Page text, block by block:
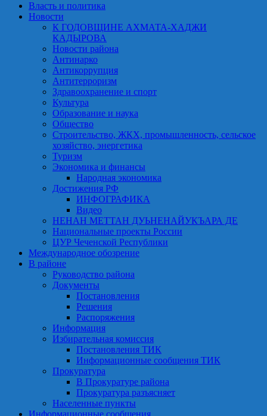
Власть и политика
Новости
К ГОДОВЩИНЕ АХМАТА-ХАДЖИ
КАДЫРОВА
Новости района
Антинарко
Антикоррупция
Антитерроризм
Здравоохранение и спорт
Культура
Образование и наука
Общество
Строительство, ЖКХ, промышленность, сельское
хозяйство, энергетика
Туризм
Экономика и финансы
Народная экономика
Достижения РФ
ИНФОГРАФИКА
Видео
НЕНАН МЕТТАН ДУЬНЕНАЙУКЪАРА ДЕ
Национальные проекты России
ЦУР Чеченской Республики
Международное обозрение
В районе
Руководство района
Документы
Постановления
Решения
Распоряжения
Информация
Избирательная комиссия
Постановления ТИК
Информационные сообщения ТИК
Прокуратура
В Прокуратуре района
Прокуратура разъясняет
Населенные пункты
Информационные сообщения